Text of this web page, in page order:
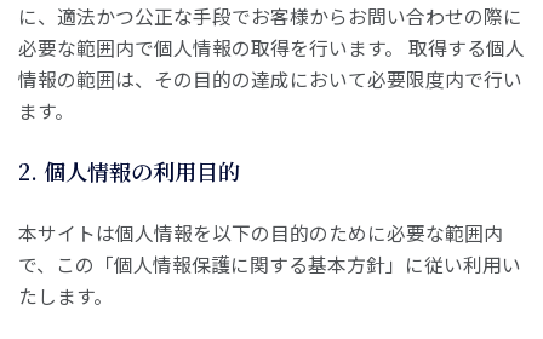
に、適法かつ公正な手段でお客様からお問い合わせの際に
必要な範囲内で個人情報の取得を行います。 取得する個人
情報の範囲は、その目的の達成において必要限度内で行い
ます。
2. 個人情報の利用目的
本サイトは個人情報を以下の目的のために必要な範囲内
で、この「個人情報保護に関する基本方針」に従い利用い
たします。